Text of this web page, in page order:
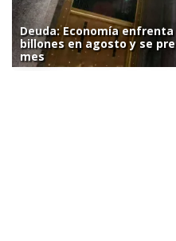
Deuda: Economía
billones en agosto y se
mes